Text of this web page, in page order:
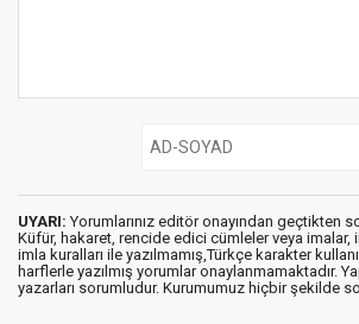
UYARI: Yorumlarınız editör onayından geçtikten
Küfür, hakaret, rencide edici cümleler veya imalar,
imla kuralları ile yazılmamış,Türkçe karakter
harflerle yazılmış yorumlar onaylanmamaktadır.
yazarları sorumludur. Kurumumuz hiçbir şekilde